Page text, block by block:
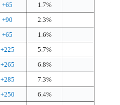
+65
1.7%
+90
2.3%
+65
1.6%
+225
5.7%
+265
6.8%
+285
7.3%
+250
6.4%